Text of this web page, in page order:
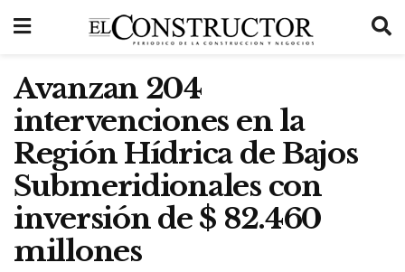
Avanzan 204
intervenciones en la
Región Hídrica de Bajos
Submeridionales con
inversión de $ 82.460
millones